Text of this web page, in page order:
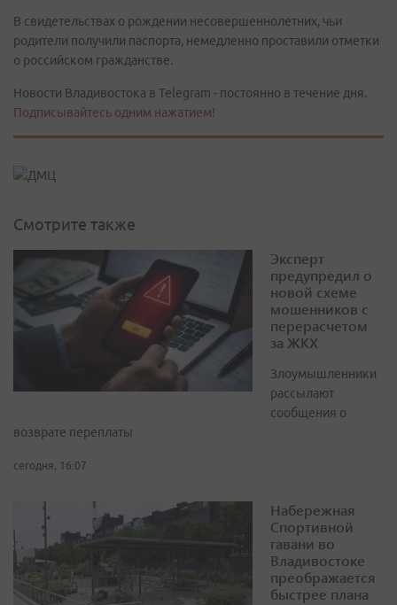
В свидетельствах о рождении несовершеннолетних, чьи
родители получили паспорта, немедленно проставили отметки
о российском гражданстве.
Новости Владивостока в Telegram - постоянно в течение дня.
Подписывайтесь одним нажатием!
Смотрите также
Эксперт
предупредил о
новой схеме
мошенников с
перерасчетом
за ЖКХ
Злоумышленники
рассылают
сообщения о
возврате переплаты
сегодня, 16:07
Набережная
Спортивной
гавани во
Владивостоке
преображается
быстрее плана